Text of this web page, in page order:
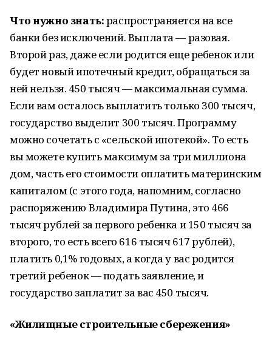
Что нужно знать:распространяется на все
банки без исключений. Выплата — разовая.
Второй раз, даже если родится еще ребенок или
будет новый ипотечный кредит, обращаться за
ней нельзя. 450 тысяч — максимальная сумма.
Если вам осталось выплатить только 300 тысяч,
государство выделит 300 тысяч. Программу
можно сочетать с «сельской ипотекой». То есть
вы можете купить максимум за три миллиона
дом, часть его стоимости оплатить материнским
капиталом (с этого года, напомним, согласно
распоряжению Владимира Путина, это 466
тысяч рублей за первого ребенка и 150 тысяч за
второго, то есть всего 616 тысяч 617 рублей),
платить 0,1% годовых, а когда у вас родится
третий ребенок — подать заявление, и
государство заплатит за вас 450 тысяч.
«Жилищные строительные сбережения»